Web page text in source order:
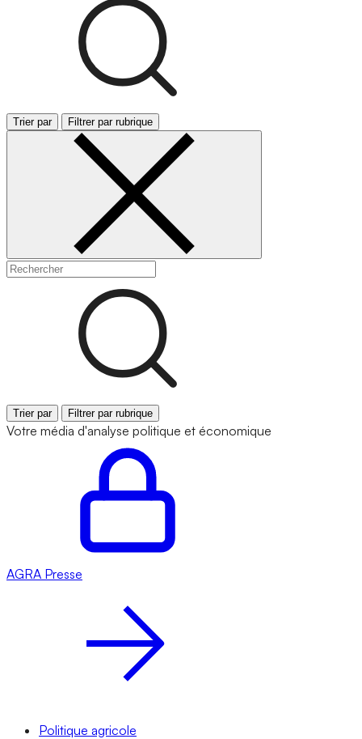
Trier par Filtrer par rubrique
Trier par Filtrer par rubrique
Votre média d'analyse politique et économique
AGRA Presse
Politique agricole